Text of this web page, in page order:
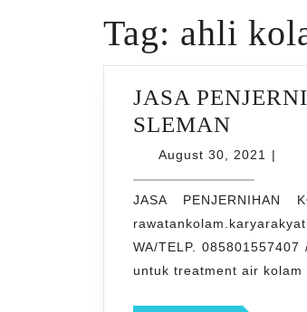
Tag: ahli
JASA
SLEMAN
KOLAM
DI
August 30, 2021
August
|
JASA PENJERNIHAN
WA/TELP.
untuk treatment air